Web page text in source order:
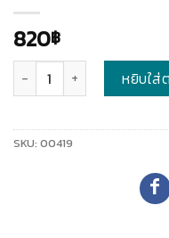
820฿
หยิบใส่
SKU: 00419